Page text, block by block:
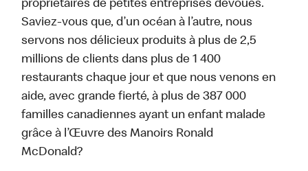
propriétaires de petites entreprises dévoués.
Saviez-vous que, d’un océan à l’autre, nous
servons nos délicieux produits à plus de 2,5
millions de clients dans plus de 1 400
restaurants chaque jour et que nous venons en
aide, avec grande fierté, à plus de 387 000
familles canadiennes ayant un enfant malade
grâce à l’Œuvre des Manoirs Ronald
McDonald?